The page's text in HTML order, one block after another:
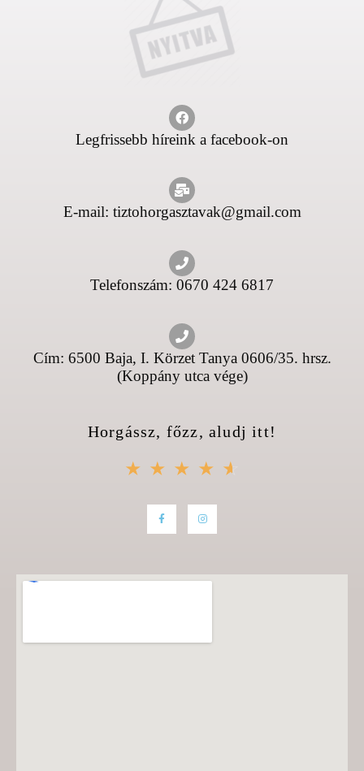
Legfrissebb híreink a facebook-on
E-mail: tiztohorgasztavak@gmail.com
Telefonszám: 0670 424 6817
Cím: 6500 Baja, I. Körzet Tanya 0606/35. hrsz.
(Koppány utca vége)
Horgássz, főzz, aludj itt!
☆ ☆ ☆ ☆ ☆